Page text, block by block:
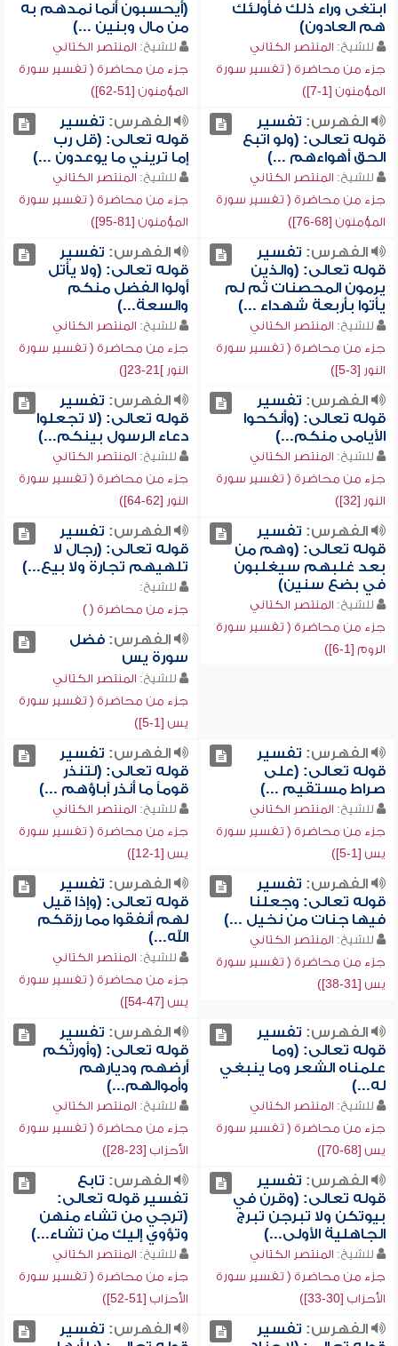
ابتغى وراء ذلك فأولئك
هم العادون)
للشيخ: المنتصر الكتاني
جزء من محاضرة ( تفسير سورة
المؤمنون [1-7])
(أيحسبون أنما نمدهم به
من مال وبنين ...)
للشيخ: المنتصر الكتاني
جزء من محاضرة ( تفسير سورة
المؤمنون [51-62])
الفهرس: تفسير
قوله تعالى: (ولو اتبع
الحق أهواءهم ...)
للشيخ: المنتصر الكتاني
جزء من محاضرة ( تفسير سورة
المؤمنون [68-76])
الفهرس: تفسير
قوله تعالى: (قل رب
إما تريني ما يوعدون ...)
للشيخ: المنتصر الكتاني
جزء من محاضرة ( تفسير سورة
المؤمنون [81-95])
الفهرس: تفسير
قوله تعالى: (والذين
يرمون المحصنات ثم لم
يأتوا بأربعة شهداء ...)
للشيخ: المنتصر الكتاني
جزء من محاضرة ( تفسير سورة
النور [3-5])
الفهرس: تفسير
قوله تعالى: (ولا يأتل
أولوا الفضل منكم
والسعة...)
للشيخ: المنتصر الكتاني
جزء من محاضرة ( تفسير سورة
النور ]21-23[)
الفهرس: تفسير
قوله تعالى: (وأنكحوا
الأيامى منكم...)
للشيخ: المنتصر الكتاني
جزء من محاضرة ( تفسير سورة
النور [32])
الفهرس: تفسير
قوله تعالى: (لا تجعلوا
دعاء الرسول بينكم...)
للشيخ: المنتصر الكتاني
جزء من محاضرة ( تفسير سورة
النور [62-64])
الفهرس: تفسير
قوله تعالى: (وهم من
بعد غلبهم سيغلبون
في بضع سنين)
للشيخ: المنتصر الكتاني
جزء من محاضرة ( تفسير سورة
الروم [1-6])
الفهرس: تفسير
قوله تعالى: (رجال لا
تلهيهم تجارة ولا بيع...)
للشيخ:
جزء من محاضرة ( )
الفهرس:فضل
سورة يس
للشيخ: المنتصر الكتاني
جزء من محاضرة ( تفسير سورة
يس [1-5])
الفهرس: تفسير
قوله تعالى: (على
صراط مستقيم ...)
للشيخ: المنتصر الكتاني
جزء من محاضرة ( تفسير سورة
يس [1-5])
الفهرس: تفسير
قوله تعالى: (لتنذر
قوماً ما أنذر آباؤهم ...)
للشيخ: المنتصر الكتاني
جزء من محاضرة ( تفسير سورة
يس [1-12])
الفهرس: تفسير
قوله تعالى: وجعلنا
فيها جنات من نخيل ...)
للشيخ: المنتصر الكتاني
جزء من محاضرة ( تفسير سورة
يس [31-38])
الفهرس: تفسير
قوله تعالى: (وإذا قيل
لهم أنفقوا مما رزقكم
الله...)
للشيخ: المنتصر الكتاني
جزء من محاضرة ( تفسير سورة
يس [47-54])
الفهرس: تفسير
قوله تعالى: (وما
علمناه الشعر وما ينبغي
له...)
للشيخ: المنتصر الكتاني
جزء من محاضرة ( تفسير سورة
يس [68-70])
الفهرس: تفسير
قوله تعالى: (وأورثكم
أرضهم وديارهم
وأموالهم...)
للشيخ: المنتصر الكتاني
جزء من محاضرة ( تفسير سورة
الأحزاب [23-28])
الفهرس: تفسير
قوله تعالى: (وقرن في
بيوتكن ولا تبرجن تبرج
الجاهلية الأولى...)
للشيخ: المنتصر الكتاني
جزء من محاضرة ( تفسير سورة
الأحزاب [30-33])
الفهرس: تابع
تفسير قوله تعالى:
(ترجي من تشاء منهن
وتؤوي إليك من تشاء...)
للشيخ: المنتصر الكتاني
جزء من محاضرة ( تفسير سورة
الأحزاب [51-52])
الفهرس: تفسير
الفهرس: تفسير